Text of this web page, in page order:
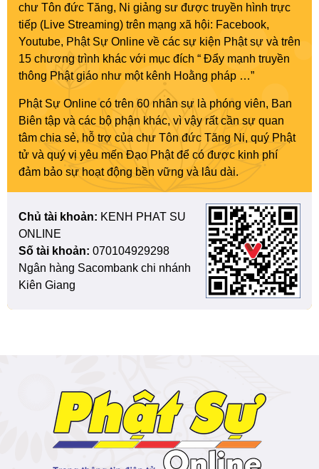
chư Tôn đức Tăng, Ni giảng sư được truyền hình trực
tiếp (Live Streaming) trên mạng xã hội: Facebook,
Youtube, Phật Sự Online về các sự kiện Phật sự và trên
15 chương trình khác với mục đích “ Đẩy mạnh truyền
thông Phật giáo như một kênh Hoằng pháp …”
Phật Sự Online có trên 60 nhân sự là phóng viên, Ban
Biên tập và các bộ phận khác, vì vậy rất cần sự quan
tâm chia sẻ, hỗ trợ của chư Tôn đức Tăng Ni, quý Phật
tử và quý vị yêu mến Đạo Phật để có được kinh phí
đảm bảo sự hoạt động bền vững và lâu dài.
Chủ tài khoản: KENH PHAT SU
ONLINE
Số tài khoản: 070104929298
Ngân hàng Sacombank chi nhánh
Kiên Giang